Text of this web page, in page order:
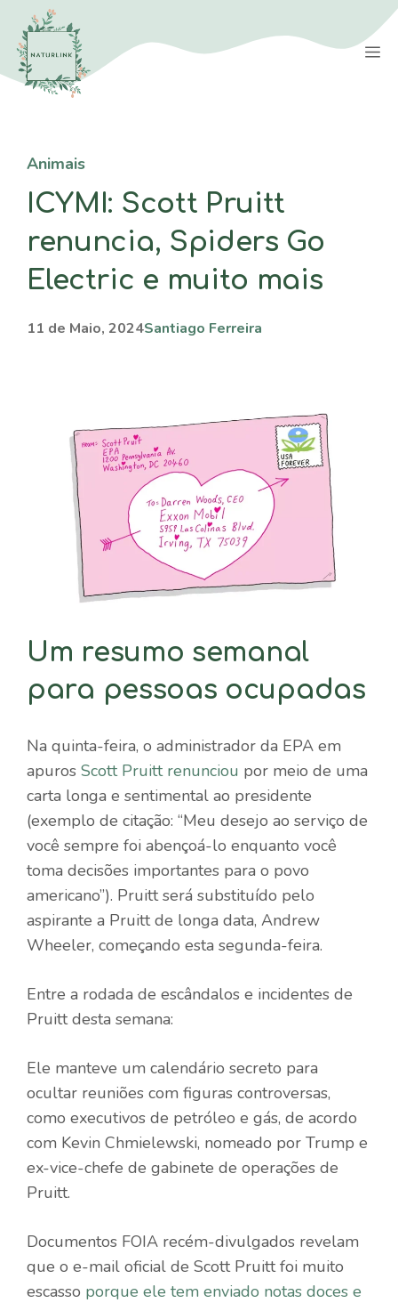
Saltar
para
conteúdo
Animais
ICYMI: Scott Pruitt
renuncia, Spiders Go
Electric e muito mais
11 de Maio, 2024Santiago Ferreira
Um resumo semanal
para pessoas ocupadas
Na quinta-feira, o administrador da EPA em
apuros Scott Pruitt renunciou por meio de uma
carta longa e sentimental ao presidente
(exemplo de citação: “Meu desejo ao serviço de
você sempre foi abençoá-lo enquanto você
toma decisões importantes para o povo
americano”). Pruitt será substituído pelo
aspirante a Pruitt de longa data, Andrew
Wheeler, começando esta segunda-feira.
Entre a rodada de escândalos e incidentes de
Pruitt desta semana:
Ele manteve um calendário secreto para
ocultar reuniões com figuras controversas,
como executivos de petróleo e gás, de acordo
com Kevin Chmielewski, nomeado por Trump e
ex-vice-chefe de gabinete de operações de
Pruitt.
Documentos FOIA recém-divulgados revelam
que o e-mail oficial de Scott Pruitt foi muito
escasso porque ele tem enviado notas doces e